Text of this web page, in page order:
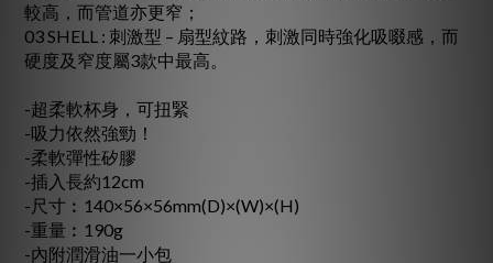
較高，而管道亦更窄；
03 SHELL : 刺激型 – 扇型紋路，刺激同時強化吸啜感，而
硬度及窄度屬3款中最高。
-超柔軟杯身，可扭緊
-吸力依然強勁！
-柔軟彈性矽膠
-插入長約12cm
-尺寸︰140×56×56mm(D)×(W)×(H)
-重量︰190g
-內附潤滑油一小包